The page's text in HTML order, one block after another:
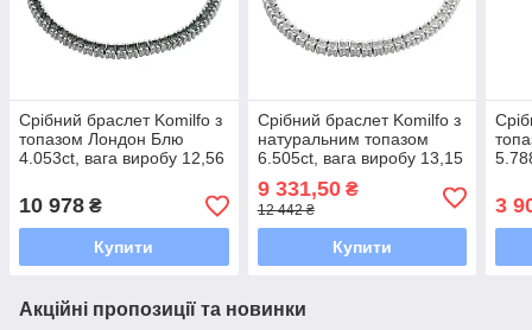
Срібний браслет Komilfo з
топазом Лондон Блю
4.053ct, вага виробу 12,56
10 978 ₴
Купити
Срібний браслет Komilfo з
натуральним топазом
6.505ct, вага виробу 13,15
г (2205616) 1720 розмір
9 331,50₴
12 442 ₴
Купити
3
Акційні пропозиції та новинки